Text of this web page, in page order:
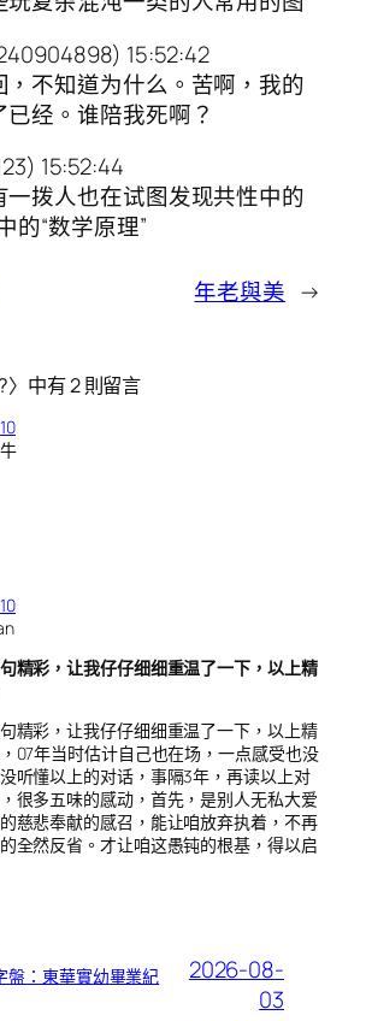
15:52:42
，不知道为什么。苦啊，我的
经。谁陪我死啊？
15:52:44
一拨人也在试图发现共性中的
的“数学原理”
年老與美 →
中有 2 則留言
精彩，让我仔仔细细重温了一下，以上精
精彩，让我仔仔细细重温了一下，以上精
07年当时估计自己也在场，一点感受也没
听懂以上的对话，事隔3年，再读以上对
很多五味的感动，首先，是别人无私大爱
慈悲奉献的感召，能让咱放弃执着，不再
全然反省。才让咱这愚钝的根基，得以启
盤：東華實幼畢業紀
2026-08-
03